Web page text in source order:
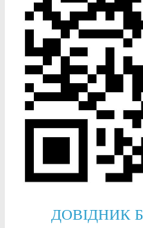
ДОВІДНИК